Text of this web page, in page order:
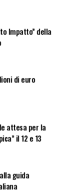
Impatto” della
di euro
attesa per la
il 12 e 13
guida